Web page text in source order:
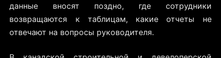
данные вносят поздно, где сотрудники
возвращаются к таблицам, какие отчеты не
отвечают на вопросы руководителя.